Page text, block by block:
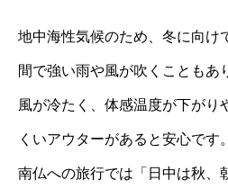
地中海性気候のため、冬に向け
間で強い雨や風が吹くこともあ
風が冷たく、体感温度が下がり
くいアウターがあると安心です。
南仏への旅行では「日中は秋、